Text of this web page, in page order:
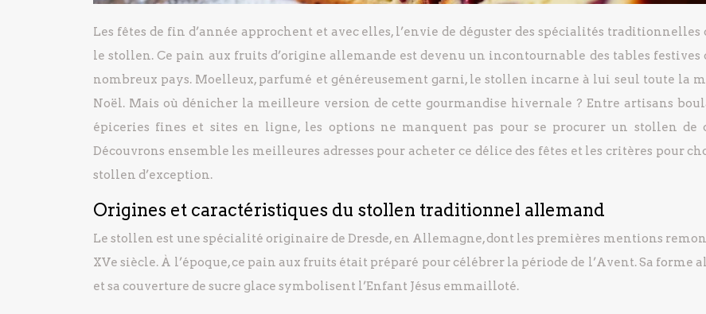
Les fêtes de fin d’année approchent et avec elles, l’envie de déguster des spécialités traditionnelles
le stollen. Ce pain aux fruits d’origine allemande est devenu un incontournable des tables festives
nombreux pays. Moelleux, parfumé et généreusement garni, le stollen incarne à lui seul toute la
Noël. Mais où dénicher la meilleure version de cette gourmandise hivernale ? Entre artisans
épiceries fines et sites en ligne, les options ne manquent pas pour se procurer un stollen de
Découvrons ensemble les meilleures adresses pour acheter ce délice des fêtes et les critères pour
stollen d’exception.
Origines et caractéristiques du stollen traditionnel allemand
Le stollen est une spécialité originaire de Dresde, en Allemagne, dont les premières mentions
XVe siècle. À l’époque, ce pain aux fruits était préparé pour célébrer la période de l’Avent. Sa forme
et sa couverture de sucre glace symbolisent l’Enfant Jésus emmailloté.